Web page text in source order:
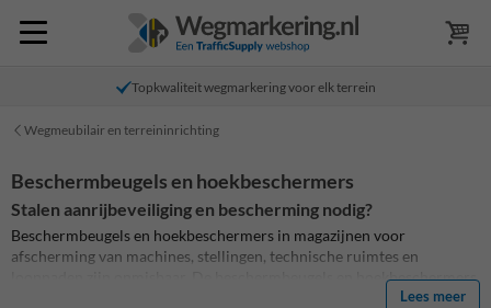
Topkwaliteit wegmarkering voor elk terrein
Wegmeubilair en terreininrichting
Beschermbeugels en hoekbeschermers
Stalen aanrijbeveiliging en bescherming nodig?
Beschermbeugels en hoekbeschermers in magazijnen voor
afscherming van machines, stellingen, technische ruimtes en
De beschermbeugels en hoekbeschermers
beschermen tegen beschadigingen van onder andere heftruck- en
Lees meer